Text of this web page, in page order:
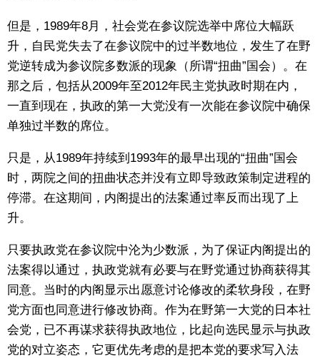
但是，1989年8月，社会党在参议院选举中席位大幅跃
升，自民党失去了在参议院中的过半数地位，发生了在野
党逆转成为参议院多数派的现象（所谓“扭曲”国会）。在
那之后，包括从2009年至2012年民主党执政时期在内，
一直到现在，执政的第一大党没有一次能在参议院中确保
单独过半数的席位。
只是，从1989年持续到1993年的最早出现的“扭曲”国会
时，两院之间的扭曲状态并没有立即导致政策制定进程的
停滞。在这期间，内阁提出的法案通过率反而出现了上
升。
只要执政党在参议院中沦为少数派，为了保证内阁提出的
法案得以通过，执政党就有必要与在野党通过协商获得其
同意。当时的内阁显示出愿意讨论修改的柔软身段，在野
党方面也同意进行修改协商。作为在野第一大党的日本社
会党，已不再谋求获得执政地位，比起向选民显示与执政
党的对立姿态，它更优先考虑的是把本党的要求写入法